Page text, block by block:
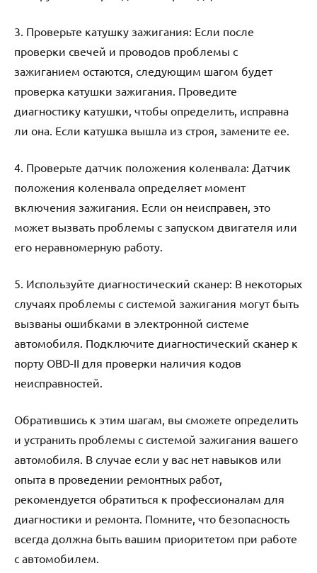
3. Проверьте катушку зажигания: Если после
проверки свечей и проводов проблемы с
зажиганием остаются, следующим шагом будет
проверка катушки зажигания. Проведите
диагностику катушки, чтобы определить, исправна
ли она. Если катушка вышла из строя, замените ее.
4. Проверьте датчик положения коленвала: Датчик
положения коленвала определяет момент
включения зажигания. Если он неисправен, это
может вызвать проблемы с запуском двигателя или
его неравномерную работу.
5. Используйте диагностический сканер: В некоторых
случаях проблемы с системой зажигания могут быть
вызваны ошибками в электронной системе
автомобиля. Подключите диагностический сканер к
порту OBD-II для проверки наличия кодов
неисправностей.
Обратившись к этим шагам, вы сможете определить
и устранить проблемы с системой зажигания вашего
автомобиля. В случае если у вас нет навыков или
опыта в проведении ремонтных работ,
рекомендуется обратиться к профессионалам для
диагностики и ремонта. Помните, что безопасность
всегда должна быть вашим приоритетом при работе
с автомобилем.